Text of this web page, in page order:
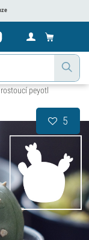
peyotl
5